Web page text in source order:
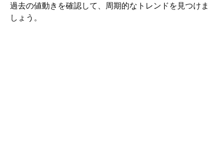
過去の値動きを確認して、周期的なトレンドを見つけま
しょう。